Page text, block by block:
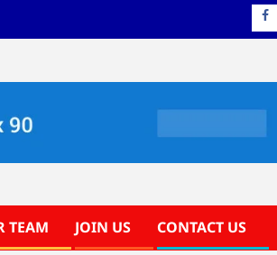
TEAM JOIN US CONTACT US